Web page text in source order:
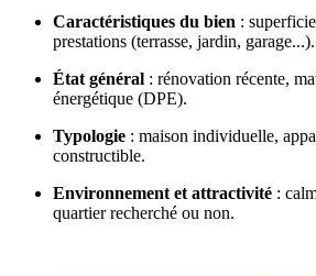
Caractéristiques du bien :
prestations (terrasse, jardin, garage...).
État général : rénovation récente,
énergétique (DPE).
Typologie : maison individuelle,
constructible.
Environnement et attractivité :
quartier recherché ou non.